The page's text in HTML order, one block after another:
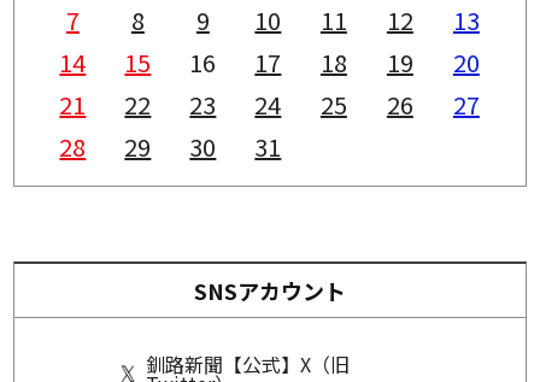
7
8 9 10 11 12
13
14
15 16 17 18 19
20
21
22 23 24 25 26
27
28
29 30 31
SNSアカウント
釧路新聞【公式】X（旧